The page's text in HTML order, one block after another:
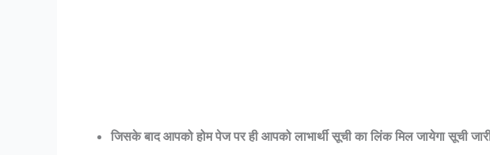
जिसके बाद आपको होम पेज पर ही आपको लाभार्थी सूची का लिंक मिल जायेगा सूची